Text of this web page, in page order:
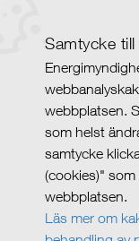
Samtycke
webbplatsen.
som helst
samtycke
(cookies)"
webbplatsen.
Läs mer om